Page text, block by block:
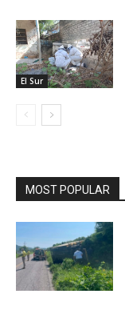
El Sur
MOST POPULAR